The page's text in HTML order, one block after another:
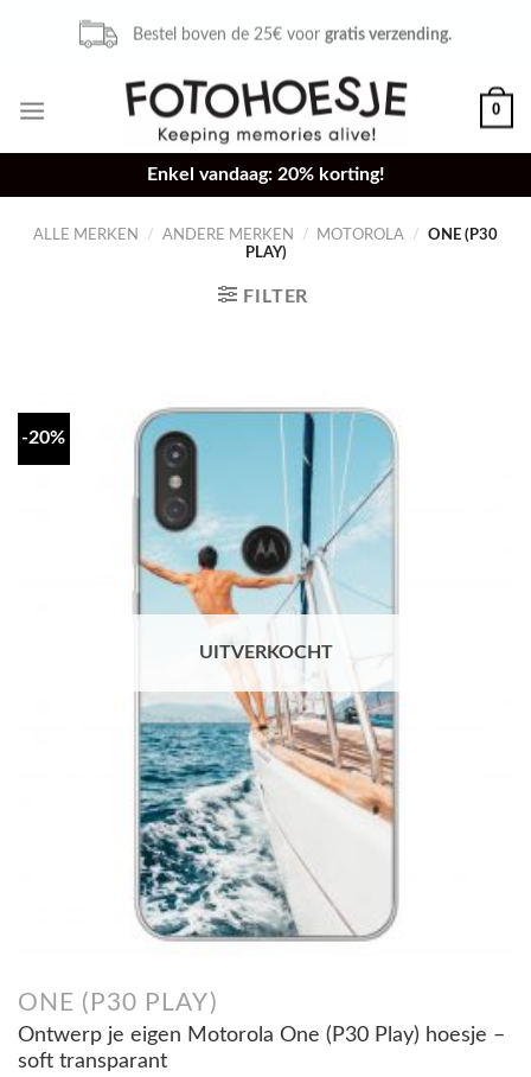
Bestel voor 16u, zelfde dag verzonden.
0
Enkel vandaag: 20% korting!
ALLE MERKEN / ANDERE MERKEN / MOTOROLA /
ONE (P30
PLAY)
FILTER
-20%
UITVERKOCHT
ONE (P30 PLAY)
Ontwerp je eigen Motorola One (P30 Play) hoesje –
soft transparant